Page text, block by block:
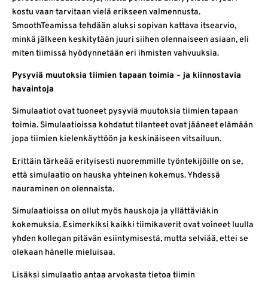
kostu vaan tarvitaan vielä erikseen valmennusta.
SmoothTeamissa tehdään aluksi sopivan kattava itsearvio,
minkä jälkeen keskitytään juuri siihen olennaiseen asiaan, eli
miten tiimissä hyödynnetään eri ihmisten vahvuuksia.
Pysyviä muutoksia tiimien tapaan toimia – ja kiinnostavia
havaintoja
Simulaatiot ovat tuoneet pysyviä muutoksia tiimien tapaan
toimia. Simulaatioissa kohdatut tilanteet ovat jääneet elämään
jopa tiimien kielenkäyttöön ja keskinäiseen vitsailuun.
Erittäin tärkeää erityisesti nuoremmille työntekijöille on se,
että simulaatio on hauska yhteinen kokemus. Yhdessä
nauraminen on olennaista.
Simulaatioissa on ollut myös hauskoja ja yllättäviäkin
kokemuksia. Esimerkiksi kaikki tiimikaverit ovat voineet luulla
yhden kollegan pitävän esiintymisestä, mutta selviää, ettei se
olekaan hänelle mieluisaa.
Lisäksi simulaatio antaa arvokasta tietoa tiimin